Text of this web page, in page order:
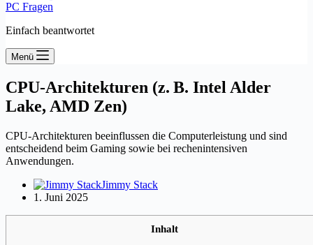
PC Fragen
Einfach beantwortet
Menü
CPU-Architekturen (z. B. Intel Alder
Lake, AMD Zen)
CPU-Architekturen beeinflussen die Computerleistung und sind
entscheidend beim Gaming sowie bei rechenintensiven
Anwendungen.
Jimmy Stack
1. Juni 2025
Inhalt